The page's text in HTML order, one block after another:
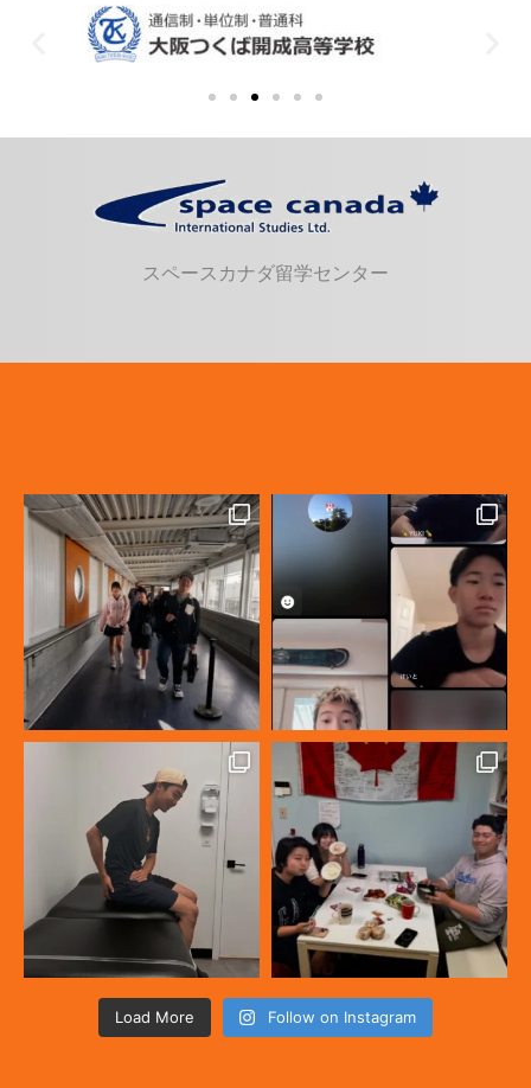
スペースカナダ留学センター
Load More Follow on Instagram